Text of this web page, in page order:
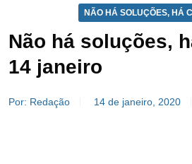
NÃO HÁ SOLUÇÕES, HÁ
Não há soluções,
14 janeiro
Por: Redação 14 de janeiro, 2020